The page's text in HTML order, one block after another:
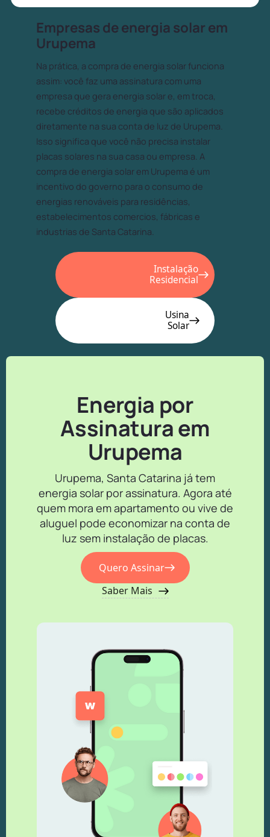
Empresas de energia solar em
Urupema
Na prática, a compra de energia solar funciona
assim: você faz uma assinatura com uma
empresa que gera energia solar e, em troca,
recebe créditos de energia que são aplicados
diretamente na sua conta de luz de Urupema.
Isso significa que você não precisa instalar
placas solares na sua casa ou empresa. A
compra de energia solar em Urupema é um
incentivo do governo para o consumo de
energias renováveis para residências,
estabelecimentos comercios, fábricas e
industrias de Santa Catarina.
Instalação
Residencial
Usina
Solar
Energia por
Assinatura em
Urupema
Urupema, Santa Catarina já tem
energia solar por assinatura. Agora até
quem mora em apartamento ou vive de
aluguel pode economizar na conta de
luz sem instalação de placas.
Quero Assinar
Saber Mais